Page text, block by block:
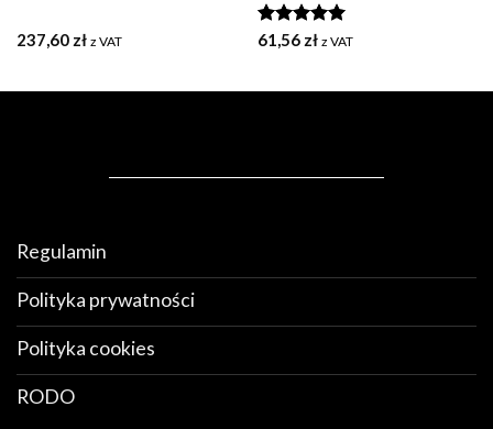
237,60 zł z VAT
Oceniono
61,56 zł z VAT
Regulamin
Polityka prywatności
Polityka cookies
RODO